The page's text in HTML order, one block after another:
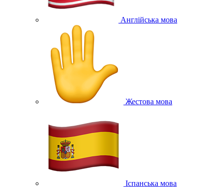
Англійська мова
Жестова мова
Іспанська мова